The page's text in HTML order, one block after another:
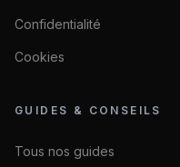
Confidentialité
Cookies
GUIDES & CONSEILS
Tous nos guides